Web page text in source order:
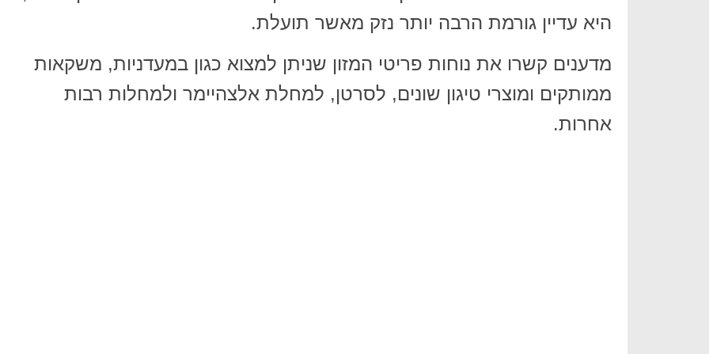
היא עדיין גורמת הרבה יותר נזק מאשר תועלת.
מדענים קשרו את נוחות פריטי המזון שניתן למצוא כגון במעדניות, משקאות
ממותקים ומוצרי טיגון שונים, לסרטן, למחלת אלצהיימר ולמחלות רבות
אחרות.